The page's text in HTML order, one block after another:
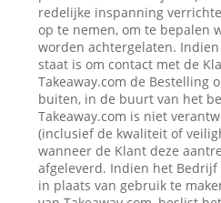
redelijke inspanning
op te nemen, om te bepalen
worden achtergelaten.
staat is om contact met de
Takeaway.com de Bestelling
buiten, in de buurt van het
Takeaway.com is niet
(inclusief de kwaliteit of
wanneer de Klant deze
afgeleverd. Indien het
in plaats van gebruik te